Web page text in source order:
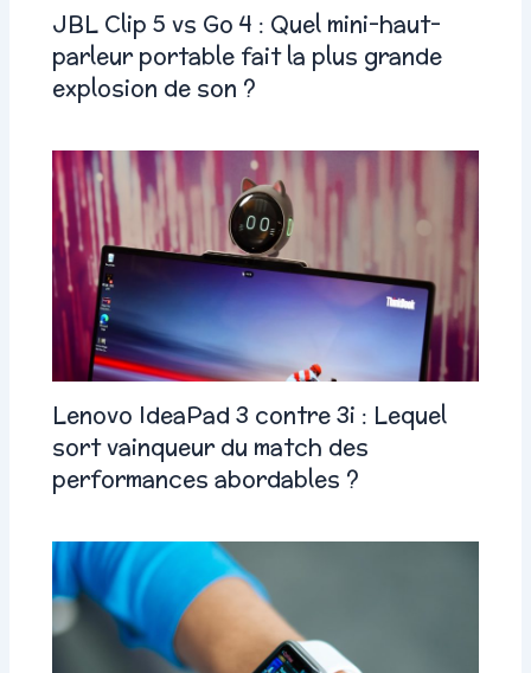
JBL Clip 5 vs Go 4 : Quel mini-haut-
parleur portable fait la plus grande
explosion de son ?
Lenovo IdeaPad 3 contre 3i : Lequel
sort vainqueur du match des
performances abordables ?